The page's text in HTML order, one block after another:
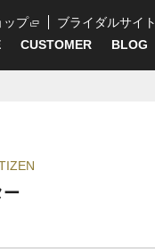
ップ ブライダルサイト
CUSTOMER BLOG
ー